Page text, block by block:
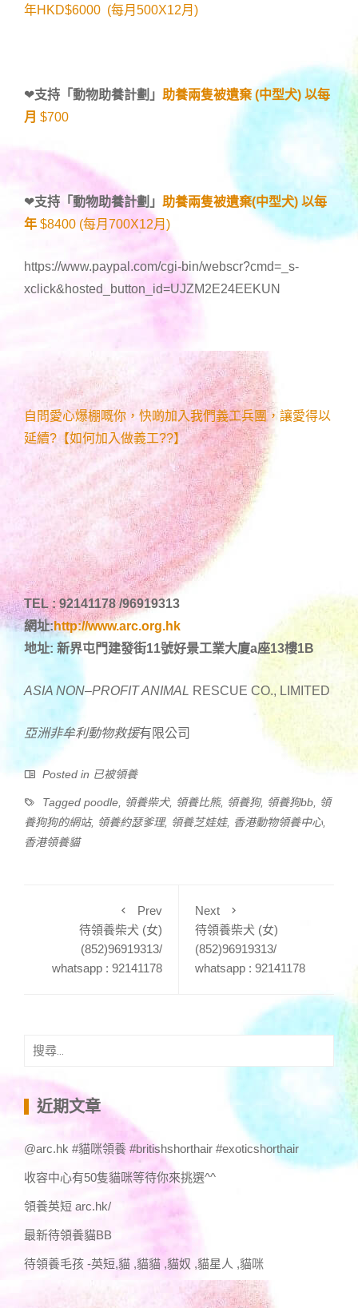
年HKD$6000 (每月500X12月)
❤支持「動物助養計劃 」 助養兩隻被遺棄 (中型犬) 以每
月 $700
❤支持「動物助養計劃 」 助養兩隻被遺棄(中型犬) 以每
年 $8400 (每月700X12月)
https://www.paypal.com/cgi-bin/webscr?cmd=_s-
xclick&hosted_button_id=UJZM2E24EEKUN
自問愛心爆棚嘅你，快啲加入我們義工兵團，讓愛得以
延續?【如何加入做義工??】
TEL : 92141178 /96919313
網址:http://www.arc.org.hk
地址: 新界屯門建發街11號好景工業大廈a座13樓1B
ASIA NON–PROFIT ANIMAL RESCUE CO., LIMITED
亞洲非牟利動物救援有限公司
Posted in 已被領養
Tagged poodle 領養柴犬, 領養比熊, 領養狗, 領養狗bb
領
養狗狗的網站, 領養約瑟爹理, 領養芝娃娃, 香港動物領養中心
香港領養貓
Prev
待領養柴犬 (女)
(852)96919313/
whatsapp : 92141178
Next
待領養柴犬 (女)
(852)96919313/
whatsapp : 92141178
搜
鍵 近期文章
@arc.hk #貓咪領養 #britishshorthair #exoticshorthair
收容中心有50隻貓咪等待你來挑選^^
領養英短 arc.hk/
最新待領養貓BB
待領養毛孩 -英短,貓 ,貓貓 ,貓奴 ,貓星人 ,貓咪